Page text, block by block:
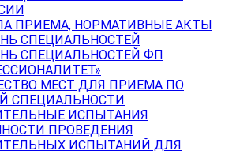
ПРИЕМА, НОРМАТИВНЫЕ АКТЫ
СПЕЦИАЛЬНОСТЕЙ
СПЕЦИАЛЬНОСТЕЙ ФП
МЕСТ ДЛЯ ПРИЕМА ПО
СПЕЦИАЛЬНОСТИ
ИСПЫТАНИЯ
ПРОВЕДЕНИЯ
ИСПЫТАНИЙ ДЛЯ